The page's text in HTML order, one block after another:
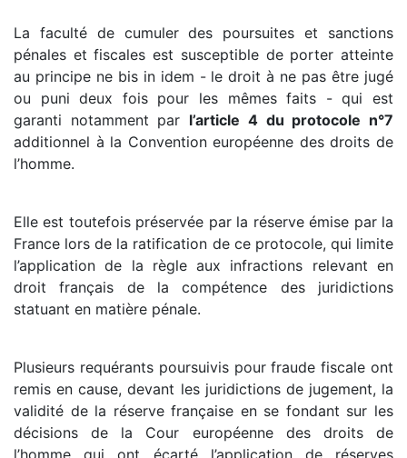
La faculté de cumuler des poursuites et sanctions
pénales et fiscales est susceptible de porter atteinte
au principe ne bis in idem - le droit à ne pas être jugé
ou puni deux fois pour les mêmes faits - qui est
garanti notamment par l’article 4 du protocole n°7
additionnel à la Convention européenne des droits de
l’homme.
Elle est toutefois préservée par la réserve émise par la
France lors de la ratification de ce protocole, qui limite
l’application de la règle aux infractions relevant en
droit français de la compétence des juridictions
statuant en matière pénale.
Plusieurs requérants poursuivis pour fraude fiscale ont
remis en cause, devant les juridictions de jugement, la
validité de la réserve française en se fondant sur les
décisions de la Cour européenne des droits de
l’homme qui ont écarté l’application de réserves